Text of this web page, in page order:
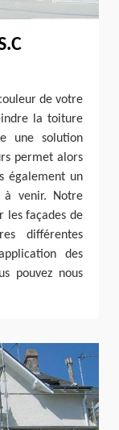
de votre
la toiture
une solution
permet alors
également un
à venir. Notre
les façades de
différentes
des
pouvez nous